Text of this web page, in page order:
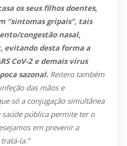
os seus filhos doentes,
“sintomas gripais”, tais
congestão nasal,
evitando desta forma a
CoV-2 e demais vírus
sazonal. Reitero também
das mãos e
só a conjugação simultânea
saúde pública permite ter o
em prevenir a
la.”